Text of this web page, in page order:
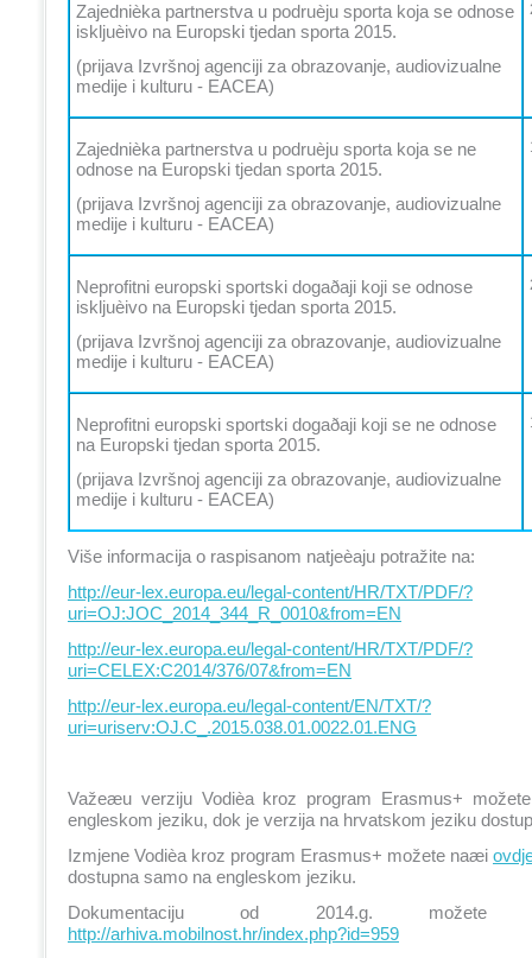
Zajednièka partnerstva u podruèju sporta koja se odnose
iskljuèivo na Europski tjedan sporta 2015.
(prijava Izvršnoj agenciji za obrazovanje, audiovizualne
medije i kulturu - EACEA)
Zajednièka partnerstva u podruèju sporta koja se ne
odnose na Europski tjedan sporta 2015.
(prijava Izvršnoj agenciji za obrazovanje, audiovizualne
medije i kulturu - EACEA)
Neprofitni europski sportski dogaðaji koji se odnose
iskljuèivo na Europski tjedan sporta 2015.
(prijava Izvršnoj agenciji za obrazovanje, audiovizualne
medije i kulturu - EACEA)
Neprofitni europski sportski dogaðaji koji se ne odnose
na Europski tjedan sporta 2015.
(prijava Izvršnoj agenciji za obrazovanje, audiovizualne
medije i kulturu - EACEA)
Više informacija o raspisanom natjeèaju potražite na:
http://eur-lex.europa.eu/legal-content/HR/TXT/PDF/?
uri=OJ:JOC_2014_344_R_0010&from=EN
http://eur-lex.europa.eu/legal-content/HR/TXT/PDF/?
uri=CELEX:C2014/376/07&from=EN
http://eur-lex.europa.eu/legal-content/EN/TXT/?
uri=uriserv:OJ.C_.2015.038.01.0022.01.ENG
Važeæu verziju Vodièa kroz program Erasmus+
engleskom jeziku, dok je verzija na hrvatskom jeziku
Izmjene Vodièa kroz program Erasmus+ možete naæi
dostupna samo na engleskom jeziku.
Dokumentaciju od 2014.g.
http://arhiva.mobilnost.hr/index.php?id=959